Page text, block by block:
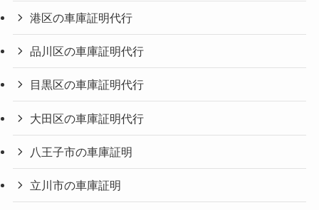
港区の車庫証明代行
品川区の車庫証明代行
目黒区の車庫証明代行
大田区の車庫証明代行
八王子市の車庫証明
立川市の車庫証明